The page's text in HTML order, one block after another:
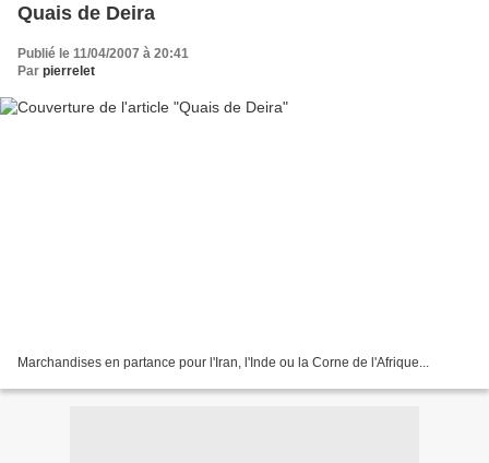
Quais de Deira
Publié le 11/04/2007 à 20:41
Par pierrelet
Marchandises en partance pour l'Iran, l'Inde ou la Corne de l'Afrique...